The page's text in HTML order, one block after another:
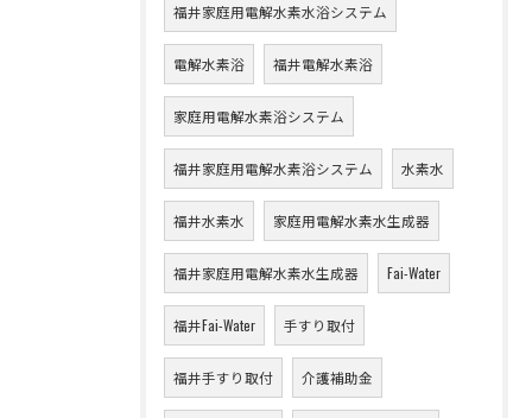
福井家庭用電解水素水浴システム
電解水素浴 福井電解水素浴
家庭用電解水素浴システム
福井家庭用電解水素浴システム 水素水
福井水素水 家庭用電解水素水生成器
福井家庭用電解水素水生成器 Fai-Water
福井Fai-Water 手すり取付
福井手すり取付 介護補助金